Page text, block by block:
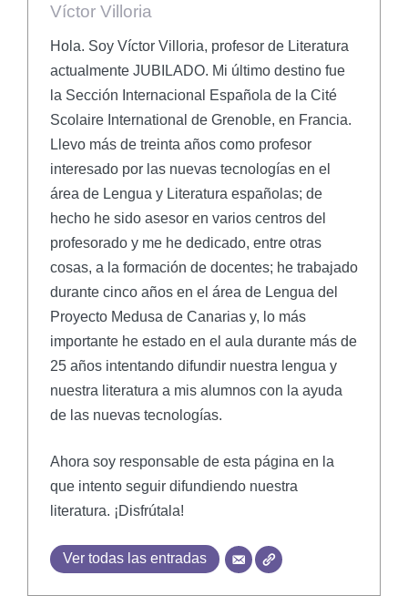
Víctor Villoria
Hola. Soy Víctor Villoria, profesor de Literatura
actualmente JUBILADO. Mi último destino fue
la Sección Internacional Española de la Cité
Scolaire International de Grenoble, en Francia.
Llevo más de treinta años como profesor
interesado por las nuevas tecnologías en el
área de Lengua y Literatura españolas; de
hecho he sido asesor en varios centros del
profesorado y me he dedicado, entre otras
cosas, a la formación de docentes; he trabajado
durante cinco años en el área de Lengua del
Proyecto Medusa de Canarias y, lo más
importante he estado en el aula durante más de
25 años intentando difundir nuestra lengua y
nuestra literatura a mis alumnos con la ayuda
de las nuevas tecnologías.
Ahora soy responsable de esta página en la
que intento seguir difundiendo nuestra
literatura. ¡Disfrútala!
Ver todas las entradas